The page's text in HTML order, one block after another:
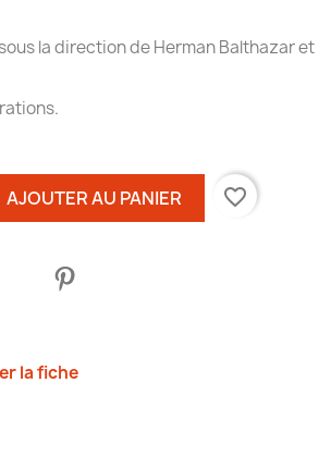
la direction de Herman Balthazar et
AJOUTER AU PANIER favorite_border
la fiche